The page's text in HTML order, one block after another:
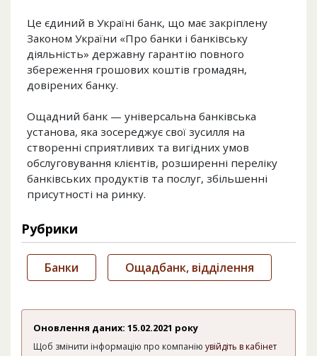
Це єдиний в Україні банк, що має закріплену
Законом України «Про банки і банківську
діяльність» державну гарантію повного
збереження грошових коштів громадян,
довірених банку.
Ощадний банк — універсальна банківська
установа, яка зосереджує свої зусилля на
створенні сприятливих та вигідних умов
обслуговування клієнтів, розширенні переліку
банківських продуктів та послуг, збільшенні
присутності на ринку.
Рубрики
Банки Ощадбанк, відділення
Оновлення даних: 15.02.2021 року
Щоб змінити інформацію про компанію увійдіть в кабінет